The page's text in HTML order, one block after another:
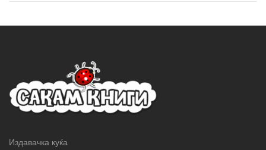
КНИГИ!
пропуштите
Издавачка куќа